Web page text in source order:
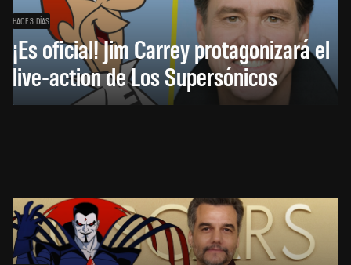
HACE 3 DÍAS
¡Es oficial! Jim Carrey protagonizará el
live-action de Los Supersónicos